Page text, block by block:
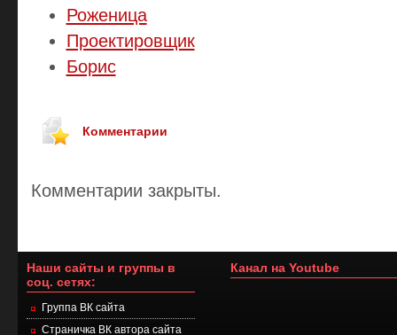
Роженица
Проектировщик
Борис
Комментарии
Комментарии закрыты.
Наши сайты и группы в
соц. сетях:
Группа ВК сайта
Страничка ВК автора сайта
Канал на Youtube